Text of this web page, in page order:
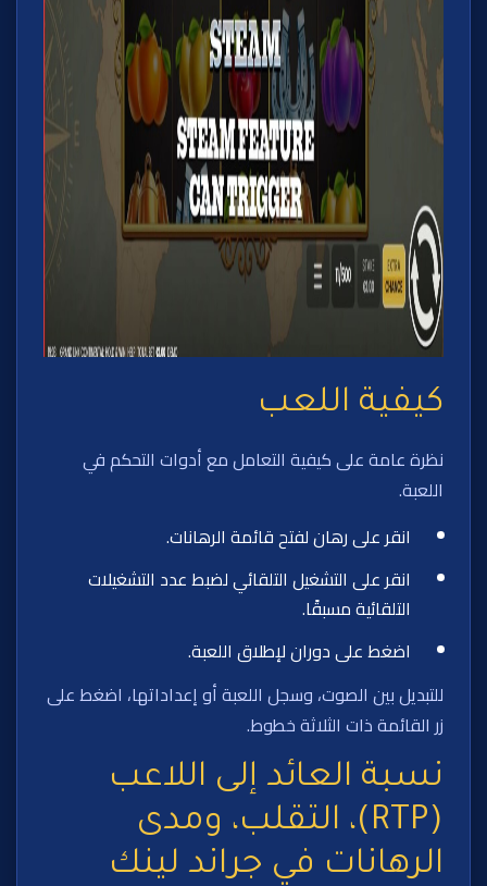
كيفية اللعب
نظرة عامة على كيفية التعامل مع أدوات التحكم في
اللعبة.
انقر على رهان لفتح قائمة الرهانات.
انقر على التشغيل التلقائي لضبط عدد التشغيلات
التلقائية مسبقًا.
اضغط على دوران لإطلاق اللعبة.
للتبديل بين الصوت، وسجل اللعبة أو إعداداتها، اضغط على
زر القائمة ذات الثلاثة خطوط.
نسبة العائد إلى اللاعب
(RTP)، التقلب، ومدى
الرهانات في جراند لينك